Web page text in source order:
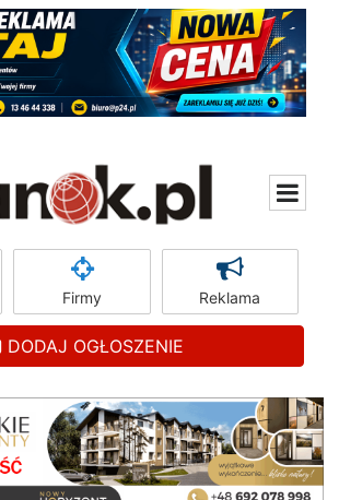
Firmy Reklama
DODAJ OGŁOSZENIE